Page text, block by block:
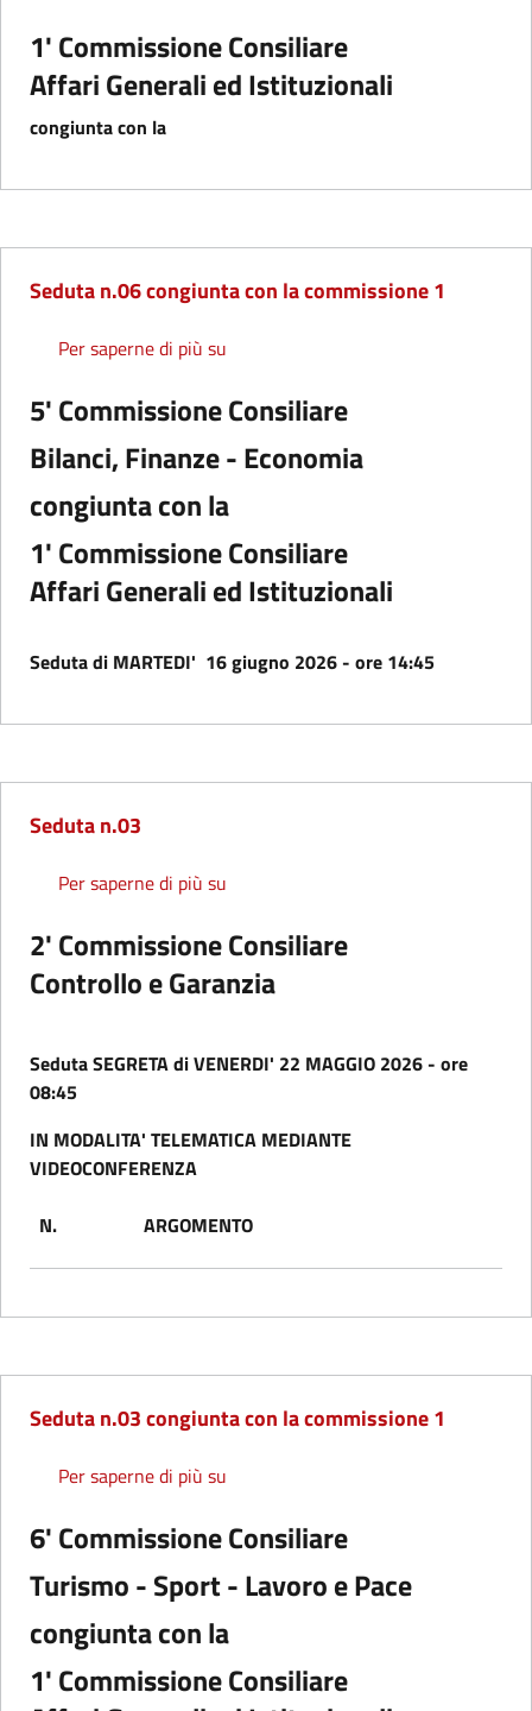
1' Commissione Consiliare
Affari Generali ed Istituzionali
congiunta con la
Seduta n.06 congiunta con la commissione 1
Per saperne di più su
5' Commissione Consiliare
Bilanci, Finanze - Economia
congiunta con la
1' Commissione Consiliare
Affari Generali ed Istituzionali
Seduta di MARTEDI' 16 giugno 2026 - ore 14:45
Seduta n.03
Per saperne di più su
2' Commissione Consiliare
Controllo e Garanzia
Seduta SEGRETA di VENERDI' 22 MAGGIO 2026 - ore
08:45
IN MODALITA' TELEMATICA MEDIANTE
VIDEOCONFERENZA
N.
ARGOMENTO
Seduta n.03 congiunta con la commissione 1
Per saperne di più su
6' Commissione Consiliare
Turismo - Sport - Lavoro e Pace
congiunta con la
1' Commissione Consiliare